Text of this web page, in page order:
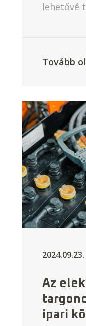
lehetővé
Tovább
2024.09.23.
Az
ipari